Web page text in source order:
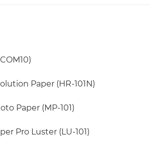
Paper (HR-101N)
Paper (MP-101)
Pro Luster (LU-101)